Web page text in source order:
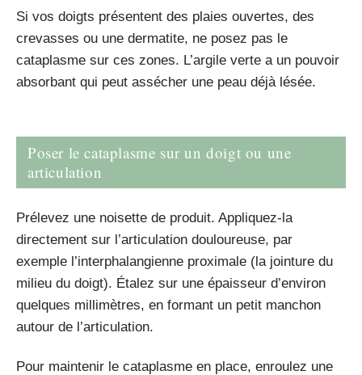
Si vos doigts présentent des plaies ouvertes, des
crevasses ou une dermatite, ne posez pas le
cataplasme sur ces zones. L’argile verte a un pouvoir
absorbant qui peut assécher une peau déjà lésée.
Poser le cataplasme sur un doigt ou une
articulation
Prélevez une noisette de produit. Appliquez-la
directement sur l’articulation douloureuse, par
exemple l’interphalangienne proximale (la jointure du
milieu du doigt). Étalez sur une épaisseur d’environ
quelques millimètres, en formant un petit manchon
autour de l’articulation.
Pour maintenir le cataplasme en place, enroulez une